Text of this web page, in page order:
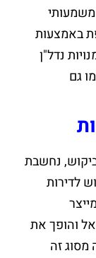
משמעותי
באמצעות
נדל"ן
גם
נחשבת
לדירות
והופך את
זה